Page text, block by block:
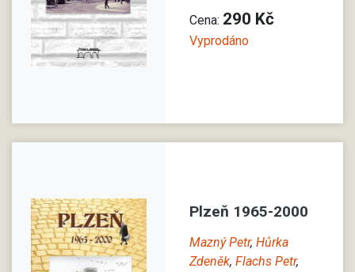
Cena: 290 Kč
Vyprodáno
Plzeň 1965-2000
Mazný Petr, Hůrka
Zdeněk, Flachs Petr,